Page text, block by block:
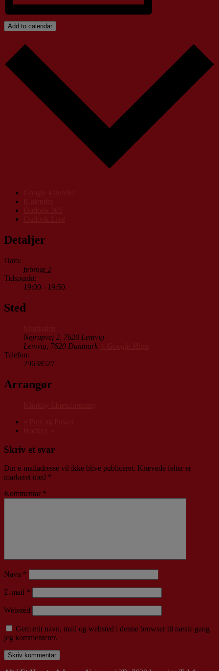
Add to calendar
Detaljer
Dato:
februar 2
Tidspunkt:
19:00 - 19:50
Sted
Nejrupvej 2, 7620 Lemvig
Lemvig 7620 Danmark
Telefon:
29638527
Arrangør
Skriv et svar
Din e-mailadresse vil ikke blive publiceret. Krævede felter er
markeret med *
Kommentar *
Navn *
E-mail *
Websted
Gem mit navn, mail og websted i denne browser til næste gang
jeg kommenterer.